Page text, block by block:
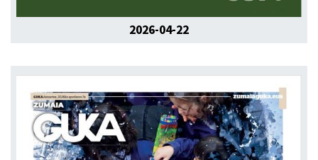
2026-04-22